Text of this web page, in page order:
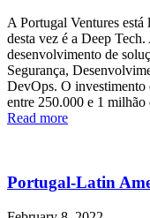
A Portugal Ventures está
desta vez é a Deep
desenvolvimento de
Segurança,
DevOps. O investimento
entre 250.000 e 1
Read more
Portugal-Latin